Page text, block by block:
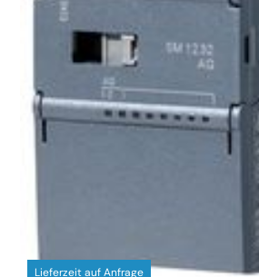
Lieferzeit auf Anfrage